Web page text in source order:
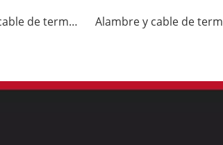
Alambre y cable de termopar K-FF